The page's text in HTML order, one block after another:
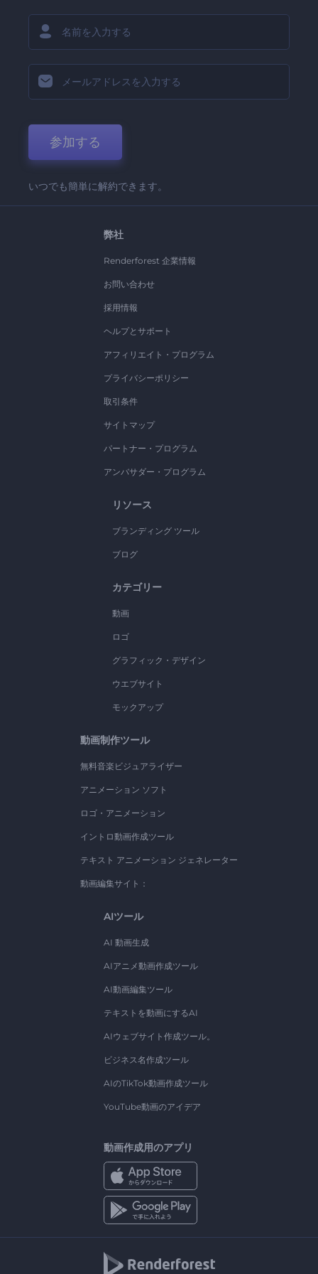
参加する
いつでも簡単に解約できます。
弊社
Renderforest 企業情報
お問い合わせ
採用情報
ヘルプとサポート
アフィリエイト・プログラム
プライバシーポリシー
取引条件
サイトマップ
パートナー・プログラム
アンバサダー・プログラム
リソース
ブランディング ツール
ブログ
カテゴリー
動画
ロゴ
グラフィック・デザイン
ウエブサイト
モックアップ
動画制作ツール
無料音楽ビジュアライザー
アニメーション ソフト
ロゴ・アニメーション
イントロ動画作成ツール
テキスト アニメーション ジェネレーター
動画編集サイト：
AIツール
AI 動画生成
AIアニメ動画作成ツール
AI動画編集ツール
テキストを動画にするAI
AIウェブサイト作成ツール。
ビジネス名作成ツール
AIのTikTok動画作成ツール
YouTube動画のアイデア
動画作成用のアプリ